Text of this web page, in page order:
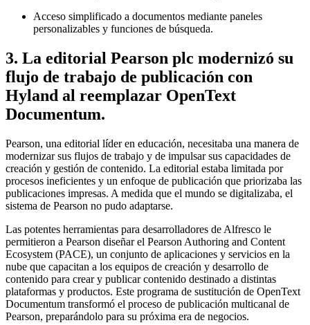
Acceso simplificado a documentos mediante paneles
personalizables y funciones de búsqueda.
3. La editorial Pearson plc modernizó su
flujo de trabajo de publicación con
Hyland al reemplazar OpenText
Documentum.
Pearson, una editorial líder en educación, necesitaba una manera de
modernizar sus flujos de trabajo y de impulsar sus capacidades de
creación y gestión de contenido. La editorial estaba limitada por
procesos ineficientes y un enfoque de publicación que priorizaba las
publicaciones impresas. A medida que el mundo se digitalizaba, el
sistema de Pearson no pudo adaptarse.
Las potentes herramientas para desarrolladores de Alfresco le
permitieron a Pearson diseñar el Pearson Authoring and Content
Ecosystem (PACE), un conjunto de aplicaciones y servicios en la
nube que capacitan a los equipos de creación y desarrollo de
contenido para crear y publicar contenido destinado a distintas
plataformas y productos. Este programa de sustitución de OpenText
Documentum transformó el proceso de publicación multicanal de
Pearson, preparándolo para su próxima era de negocios.